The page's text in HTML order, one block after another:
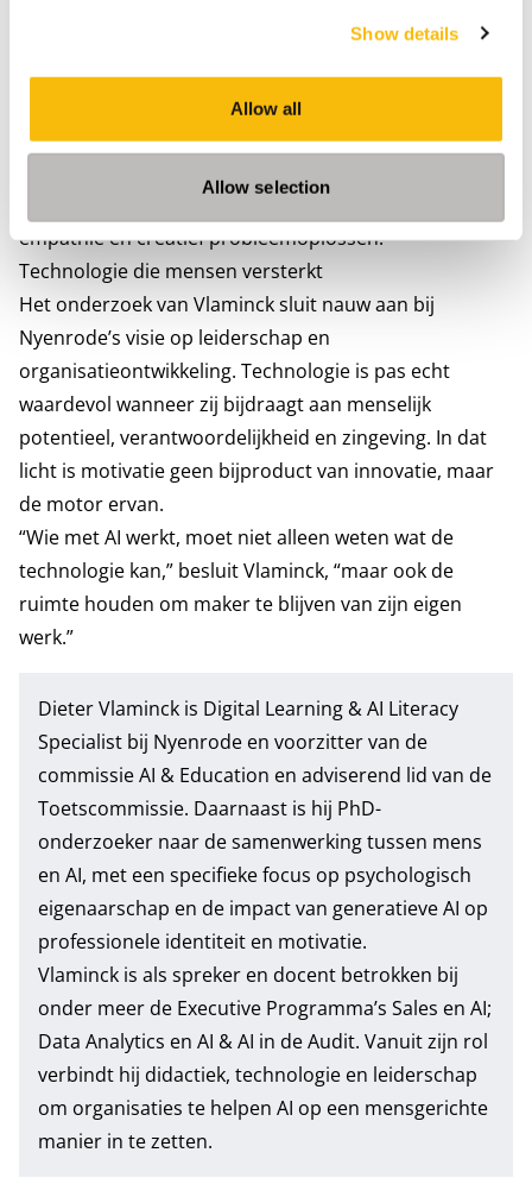
Show details
Allow all
Allow selection
medewerkers productiever en duurzamer meekrijgen
dan managers die top-down AI-beleid opleggen.
Daarnaast is investeren in ontwikkeling cruciaal. Niet
alleen in technische vaardigheden, maar juist ook in de
empathie en creatief probleemoplossen.
Technologie die mensen versterkt
Het onderzoek van Vlaminck sluit nauw aan bij
Nyenrode’s visie op leiderschap en
organisatieontwikkeling. Technologie is pas echt
waardevol wanneer zij bijdraagt aan menselijk
potentieel, verantwoordelijkheid en zingeving. In dat
licht is motivatie geen bijproduct van innovatie, maar
de motor ervan.
“Wie met AI werkt, moet niet alleen weten wat de
technologie kan,” besluit Vlaminck, “maar ook de
ruimte houden om maker te blijven van zijn eigen
werk.”
Dieter Vlaminck is Digital Learning & AI Literacy
Specialist bij Nyenrode en voorzitter van de
commissie AI & Education en adviserend lid van de
Toetscommissie. Daarnaast is hij PhD-
onderzoeker naar de samenwerking tussen mens
en AI, met een specifieke focus op psychologisch
eigenaarschap en de impact van generatieve AI op
professionele identiteit en motivatie.
Vlaminck is als spreker en docent betrokken bij
onder meer de Executive Programma’s Sales en AI;
Data Analytics en AI &AI in de Audit. Vanuit zijn rol
verbindt hij didactiek, technologie en leiderschap
om organisaties te helpen AI op een mensgerichte
manier in te zetten.